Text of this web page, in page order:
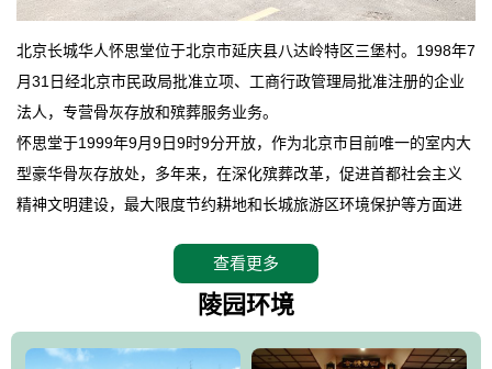
北京长城华人怀思堂位于北京市延庆县八达岭特区三堡村。1998年7
月31日经北京市民政局批准立项、工商行政管理局批准注册的企业
法人，专营骨灰存放和殡葬服务业务。
怀思堂于1999年9月9日9时9分开放，作为北京市目前唯一的室内大
型豪华骨灰存放处，多年来，在深化殡葬改革，促进首都社会主义
精神文明建设，最大限度节约耕地和长城旅游区环境保护等方面进
怀思堂辖区面积15万平方米，整体建筑面积5．8万平方米。主体建
筑有：怀思堂豪华墓室、礼祭大厅、随缘阁、百家姓觅宗长廊等。
仲、无字碑、香灯等。典型的仿秦、汉建筑风格。蓝色的琉璃瓦屋
查看更多
陵园环境